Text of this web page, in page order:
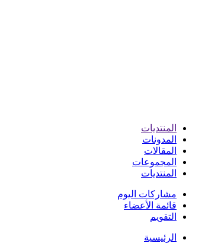
المنتديات
المدونات
المقالات
المجموعات
المنتديات
مشاركات اليوم
قائمة الأعضاء
التقويم
الرئيسية